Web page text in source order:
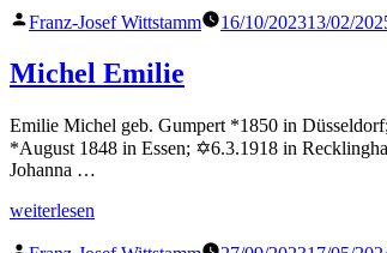
Veröffentlicht
Franz-Josef Wittstamm 16/10/202313/02/
Michel Emilie
Emilie Michel geb. Gumpert *1850 in
*August 1848 in Essen; ✡6.3.1918 in
Johanna …
„Michel
weiterlesen